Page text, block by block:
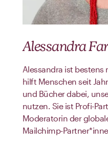
Alessandra
Alessandra ist
hilft Menschen seit
und Bücher dabei,
nutzen. Sie ist Profi-
Moderatorin der
Mailchimp-